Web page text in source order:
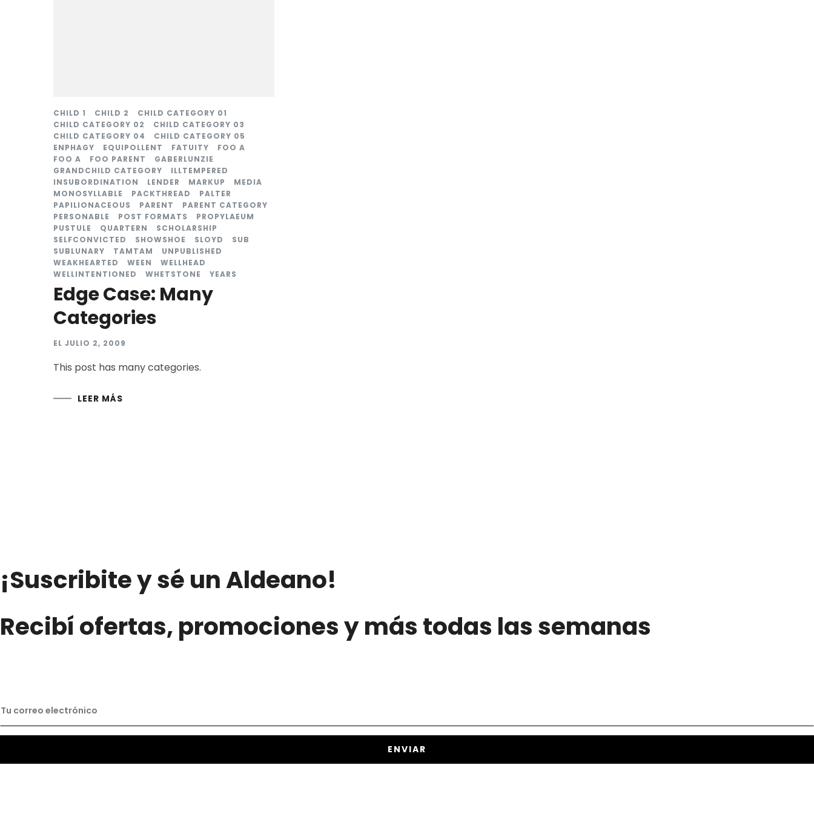
CHILD 1 CHILD 2
CHILD CATEGORY 01
CHILD CATEGORY 02
CHILD CATEGORY 03
CHILD CATEGORY 04
CHILD CATEGORY 05
ENPHAGY
EQUIPOLLENT FATUITY
FOO A
FOO A
FOO PARENT
GABERLUNZIE
GRANDCHILD CATEGORY
ILLTEMPERED
INSUBORDINATION
LENDER MARKUP
MEDIA
MONOSYLLABLE
PACKTHREAD
PALTER
PAPILIONACEOUS
PARENT
PARENT CATEGORY
PERSONABLE
POST FORMATS
PROPYLAEUM
PUSTULE
QUARTERN
SCHOLARSHIP
SELFCONVICTED
SHOWSHOE SLOYD
SUB
SUBLUNARY
TAMTAM
UNPUBLISHED
WEAKHEARTED
WEEN
WELLHEAD
WELLINTENTIONED
WHETSTONE YEARS
Edge Case: Many
Categories
EL JULIO 2, 2009
This post has many categories.
LEER MÁS
¡Suscribite y sé un Aldeano!
Recibí ofertas, promociones y más todas las semanas